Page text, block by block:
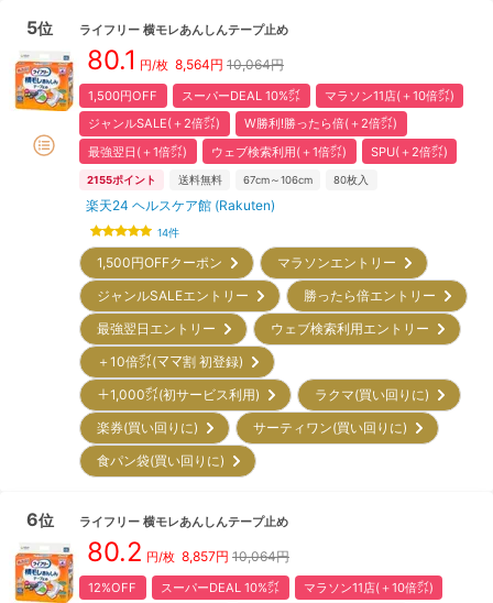
5位 ライフリー 横モレあんしんテープ止め
80.1 円/枚 8,564円 10,064円
1,500円OFF スーパーDEAL 10%㌽
マラソン11店(＋10倍㌽)
ジャンルSALE(＋2倍㌽)
W勝利!勝ったら倍(＋2倍㌽)
最強翌日(＋1倍㌽)
ウェブ検索利用(＋1倍㌽) SPU(＋2倍㌽)
2155ポイント 送料無料 67cm～106cm 80枚入
楽天24 ヘルスケア館 (Rakuten)
14件
1,500円OFFクーポン
マラソンエントリー
ジャンルSALEエントリー
勝ったら倍エントリー
最強翌日エントリー
ウェブ検索利用エントリー
＋10倍㌽(ママ割 初登録)
＋1,000㌽(初サービス利用)
ラクマ(買い回りに)
楽券(買い回りに)
サーティワン(買い回りに)
食パン袋(買い回りに)
6位 ライフリー 横モレあんしんテープ止め
80.2 円/枚 8,857円 10,064円
12%OFF スーパーDEAL 10%㌽
マラソン11店(＋10倍㌽)